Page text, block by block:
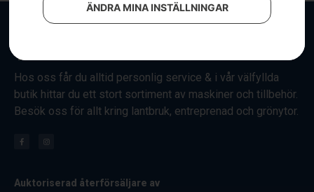
ÄNDRA MINA INSTÄLLNINGAR
Hos oss får du alltid personlig service & i vår välfyllda
butik hittar du ett stort sortiment av maskiner och tillbehör.
Besök oss för allt kring lantbruk, entreprenad och grönytor.
Auktoriserad återförsäljare av